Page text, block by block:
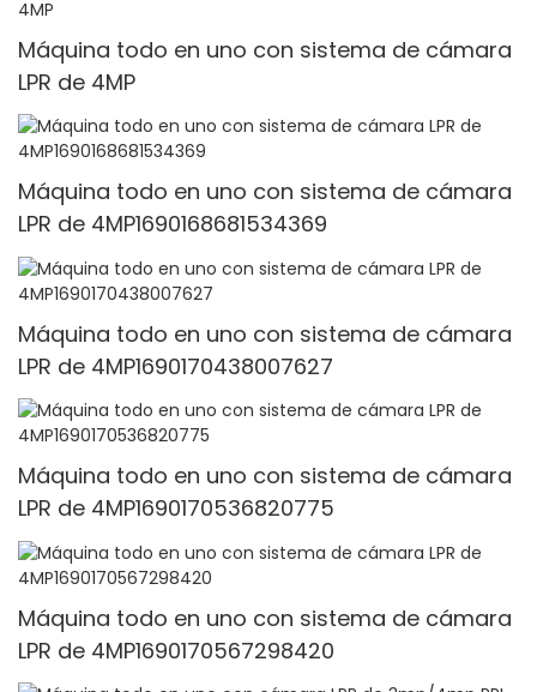
Máquina todo en uno con sistema de cámara
LPR de 4MP
Máquina todo en uno con sistema de cámara
LPR de 4MP1690168681534369
Máquina todo en uno con sistema de cámara
LPR de 4MP1690170438007627
Máquina todo en uno con sistema de cámara
LPR de 4MP1690170536820775
Máquina todo en uno con sistema de cámara
LPR de 4MP1690170567298420